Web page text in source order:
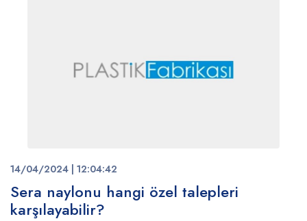
14/04/2024 | 12:04:42
Sera naylonu hangi özel talepleri
karşılayabilir?